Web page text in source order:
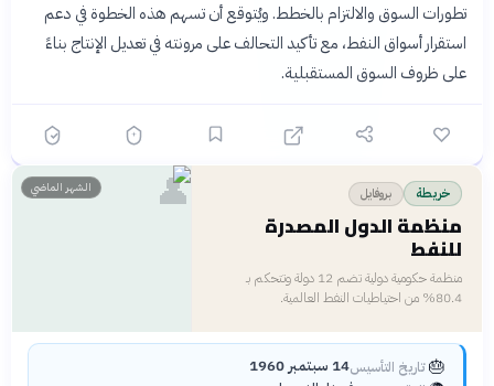
تطورات السوق والالتزام بالخطط. ويُتوقع أن تسهم هذه الخطوة في دعم
استقرار أسواق النفط، مع تأكيد التحالف على مرونته في تعديل الإنتاج بناءً
على ظروف السوق المستقبلية.
خريطة بروفايل
منظمة الدول المصدرة
للنفط
منظمة حكومية دولية تضم 12 دولة وتتحكم بـ
80.4% من احتياطيات النفط العالمية.
الشهر الماضي 👤
🎂تاريخ التأسيس14 سبتمبر 1960